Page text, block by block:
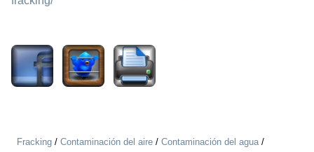
Fracking / Contaminación del aire / Contaminación del agua/